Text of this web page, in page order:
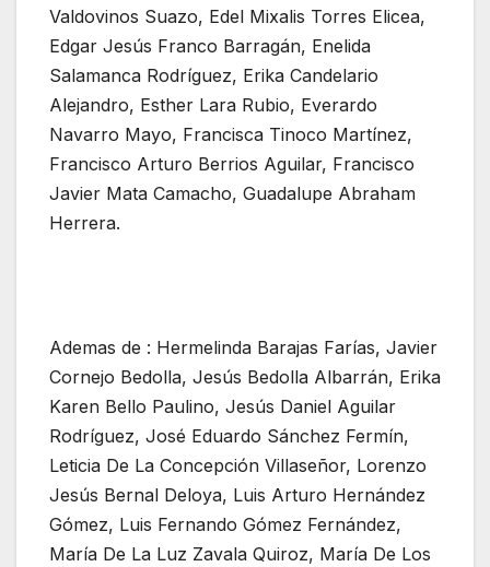
Valdovinos Suazo, Edel Mixalis Torres Elicea,
Edgar Jesús Franco Barragán, Enelida
Salamanca Rodríguez, Erika Candelario
Alejandro, Esther Lara Rubio, Everardo
Navarro Mayo, Francisca Tinoco Martínez,
Francisco Arturo Berrios Aguilar, Francisco
Javier Mata Camacho, Guadalupe Abraham
Herrera.
Ademas de : Hermelinda Barajas Farías, Javier
Cornejo Bedolla, Jesús Bedolla Albarrán, Erika
Karen Bello Paulino, Jesús Daniel Aguilar
Rodríguez, José Eduardo Sánchez Fermín,
Leticia De La Concepción Villaseñor, Lorenzo
Jesús Bernal Deloya, Luis Arturo Hernández
Gómez, Luis Fernando Gómez Fernández,
María De La Luz Zavala Quiroz, María De Los